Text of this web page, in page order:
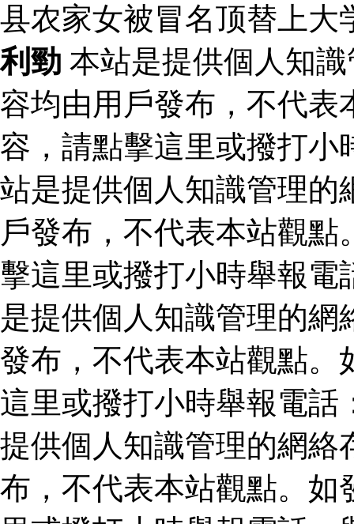
县农家女被冒名顶替上
利勁 本站是提供個人知
容均由用戶發布，不代表
容，請點擊這里或撥打小
站是提供個人知識管理的
戶發布，不代表本站觀
擊這里或撥打小時舉報
是提供個人知識管理的
發布，不代表本站觀點。
這里或撥打小時舉報電
提供個人知識管理的網絡
布，不代表本站觀點。如